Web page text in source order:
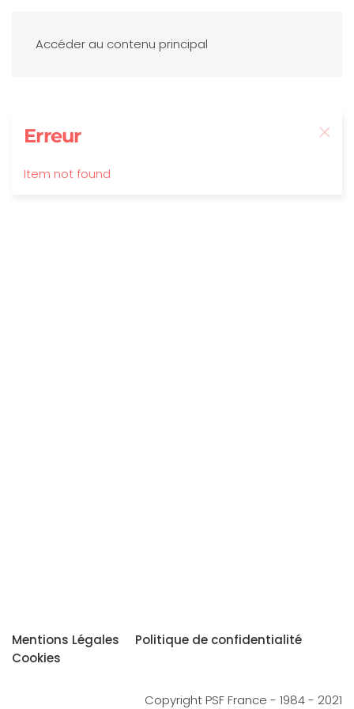
Accéder au contenu principal
Erreur
Item not found
Mentions Légales
Politique de confidentialité
Cookies
Copyright PSF France - 1984 - 2021